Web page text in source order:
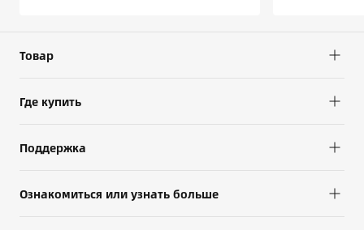
Товар
Где купить
Поддержка
Oзнакомиться или узнать больше